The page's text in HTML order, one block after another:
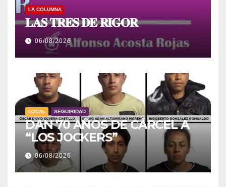
LA COLUMNA
𝐋𝐀𝐒 𝐓𝐑𝐄𝐒 𝐃𝐄 𝐑𝐈𝐆𝐎𝐑
06/08/2026
LOCAL SEGUIRIDAD
DAN 70 AÑOS DE CÁRCEL A
“LOS JOCKERS”
06/08/2026